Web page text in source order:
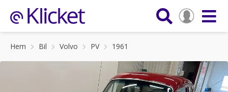
Hem Bil Volvo PV 1961